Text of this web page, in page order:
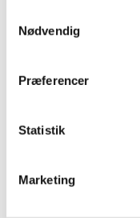
Nødvendig
Præferencer
Statistik
Marketing
Du vil